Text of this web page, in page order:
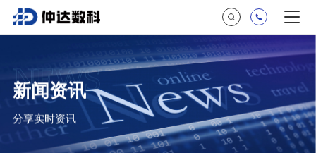
新闻资讯
分享实时资讯
NEWS